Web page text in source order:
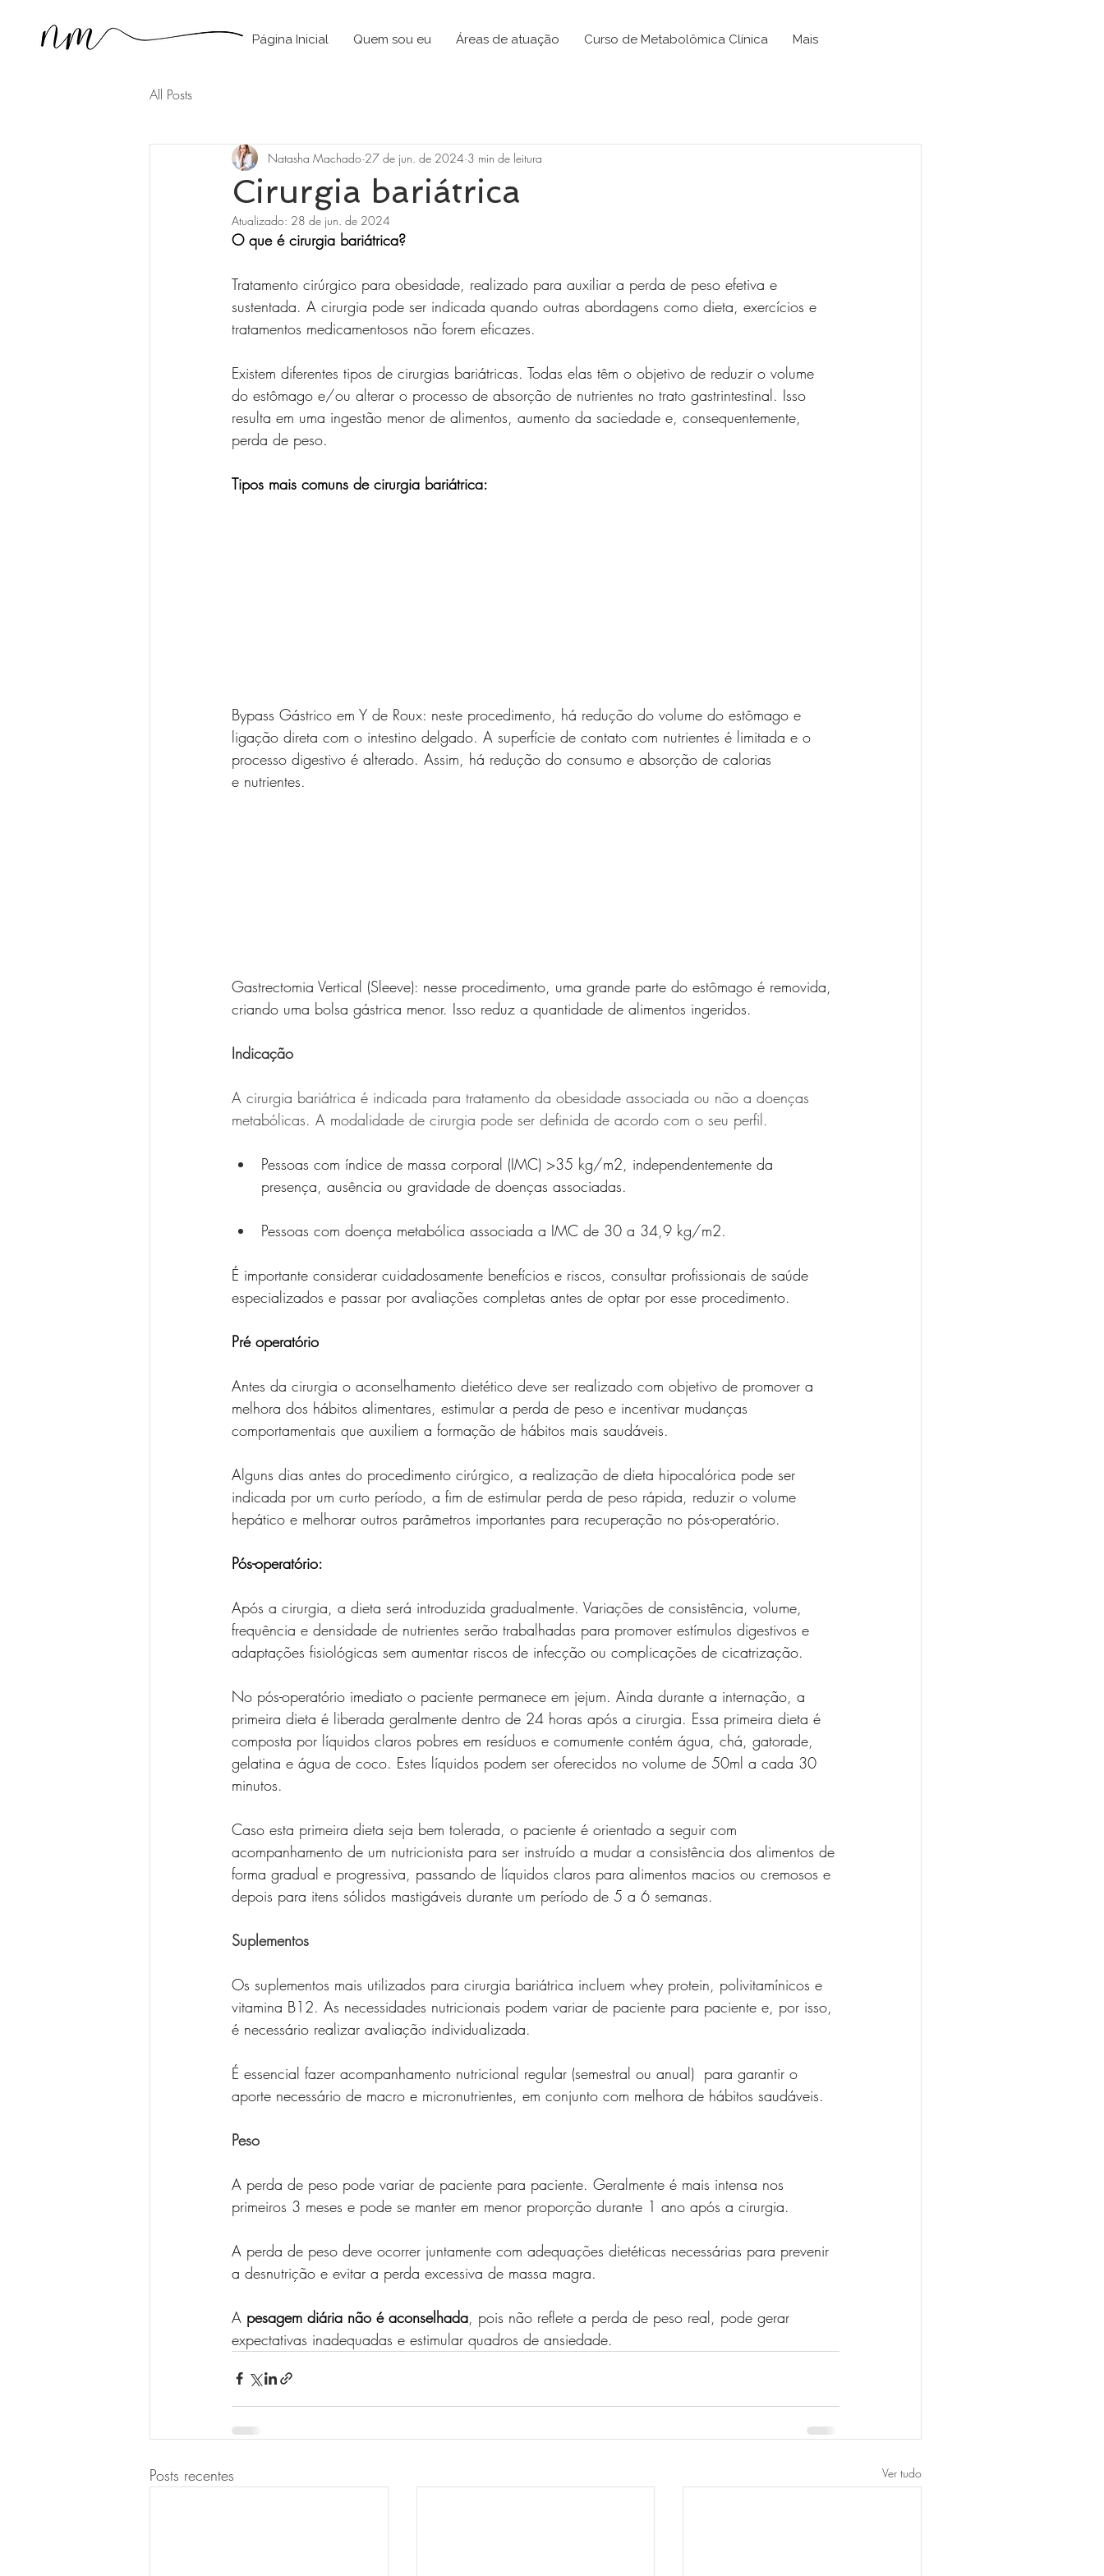
Página Inicial Quem sou eu Áreas de atuação Curso de Metabolômica Clínica Mais
All Posts
Cirurgia bariátrica
Natasha Machado 27 de jun. de 2024 3 min de leitura
Atualizado: 28 de jun. de 2024
O que é cirurgia bariátrica?
Tratamento cirúrgico para obesidade, realizado para auxiliar a perda de peso efetiva e
sustentada. A cirurgia pode ser indicada quando outras abordagens como dieta, exercícios e
tratamentos medicamentosos não forem eficazes.
Existem diferentes tipos de cirurgias bariátricas. Todas elas têm o objetivo de reduzir o volume
do estômago e/ou alterar o processo de absorção de nutrientes no trato gastrintestinal. Isso
resulta em uma ingestão menor de alimentos, aumento da saciedade e, consequentemente,
perda de peso.
Tipos mais comuns de cirurgia bariátrica:
Bypass Gástrico em Y de Roux: neste procedimento, há redução do volume do estômago e
ligação direta com o intestino delgado. A superfície de contato com nutrientes é limitada e o
processo digestivo é alterado. Assim, há redução do consumo e absorção de calorias
e nutrientes.
Gastrectomia Vertical (Sleeve): nesse procedimento, uma grande parte do estômago é removida,
criando uma bolsa gástrica menor. Isso reduz a quantidade de alimentos ingeridos.
Indicação
A cirurgia bariátrica é indicada para tratamento da obesidade associada ou não a doenças
metabólicas. A modalidade de cirurgia pode ser definida de acordo com o seu perfil.
Pessoas com índice de massa corporal (IMC) >35 kg/m2, independentemente da
presença, ausência ou gravidade de doenças associadas.
Pessoas com doença metabólica associada a IMC de 30 a 34,9 kg/m2.
É importante considerar cuidadosamente benefícios e riscos, consultar profissionais de saúde
especializados e passar por avaliações completas antes de optar por esse procedimento.
Pré operatório
Antes da cirurgia o aconselhamento dietético deve ser realizado com objetivo de promover a
melhora dos hábitos alimentares, estimular a perda de peso e incentivar mudanças
comportamentais que auxiliem a formação de hábitos mais saudáveis.
Alguns dias antes do procedimento cirúrgico, a realização de dieta hipocalórica pode ser
indicada por um curto período, a fim de estimular perda de peso rápida, reduzir o volume
hepático e melhorar outros parâmetros importantes para recuperação no pós-operatório.
Pós-operatório:
Após a cirurgia, a dieta será introduzida gradualmente. Variações de consistência, volume,
frequência e densidade de nutrientes serão trabalhadas para promover estímulos digestivos e
adaptações fisiológicas sem aumentar riscos de infecção ou complicações de cicatrização.
No pós-operatório imediato o paciente permanece em jejum. Ainda durante a internação, a
primeira dieta é liberada geralmente dentro de 24 horas após a cirurgia. Essa primeira dieta é
composta por líquidos claros pobres em resíduos e comumente contém água, chá, gatorade,
gelatina e água de coco. Estes líquidos podem ser oferecidos no volume de 50ml a cada 30
minutos.
Caso esta primeira dieta seja bem tolerada, o paciente é orientado a seguir com
acompanhamento de um nutricionista para ser instruído a mudar a consistência dos alimentos de
forma gradual e progressiva, passando de líquidos claros para alimentos macios ou cremosos e
depois para itens sólidos mastigáveis durante um período de 5 a 6 semanas.
Suplementos
Os suplementos mais utilizados para cirurgia bariátrica incluem whey protein, polivitamínicos e
vitamina B12. As necessidades nutricionais podem variar de paciente para paciente e, por isso,
é necessário realizar avaliação individualizada.
É essencial fazer acompanhamento nutricional regular (semestral ou anual)  para garantir o
aporte necessário de macro e micronutrientes, em conjunto com melhora de hábitos saudáveis.
Peso
A perda de peso pode variar de paciente para paciente. Geralmente é mais intensa nos
primeiros 3 meses e pode se manter em menor proporção durante 1 ano após a cirurgia.
A perda de peso deve ocorrer juntamente com adequações dietéticas necessárias para prevenir
a desnutrição e evitar a perda excessiva de massa magra.
A pesagem diária não é aconselhada , pois não reflete a perda de peso real, pode gerar
expectativas inadequadas e estimular quadros de ansiedade.
Posts recentes Ver tudo